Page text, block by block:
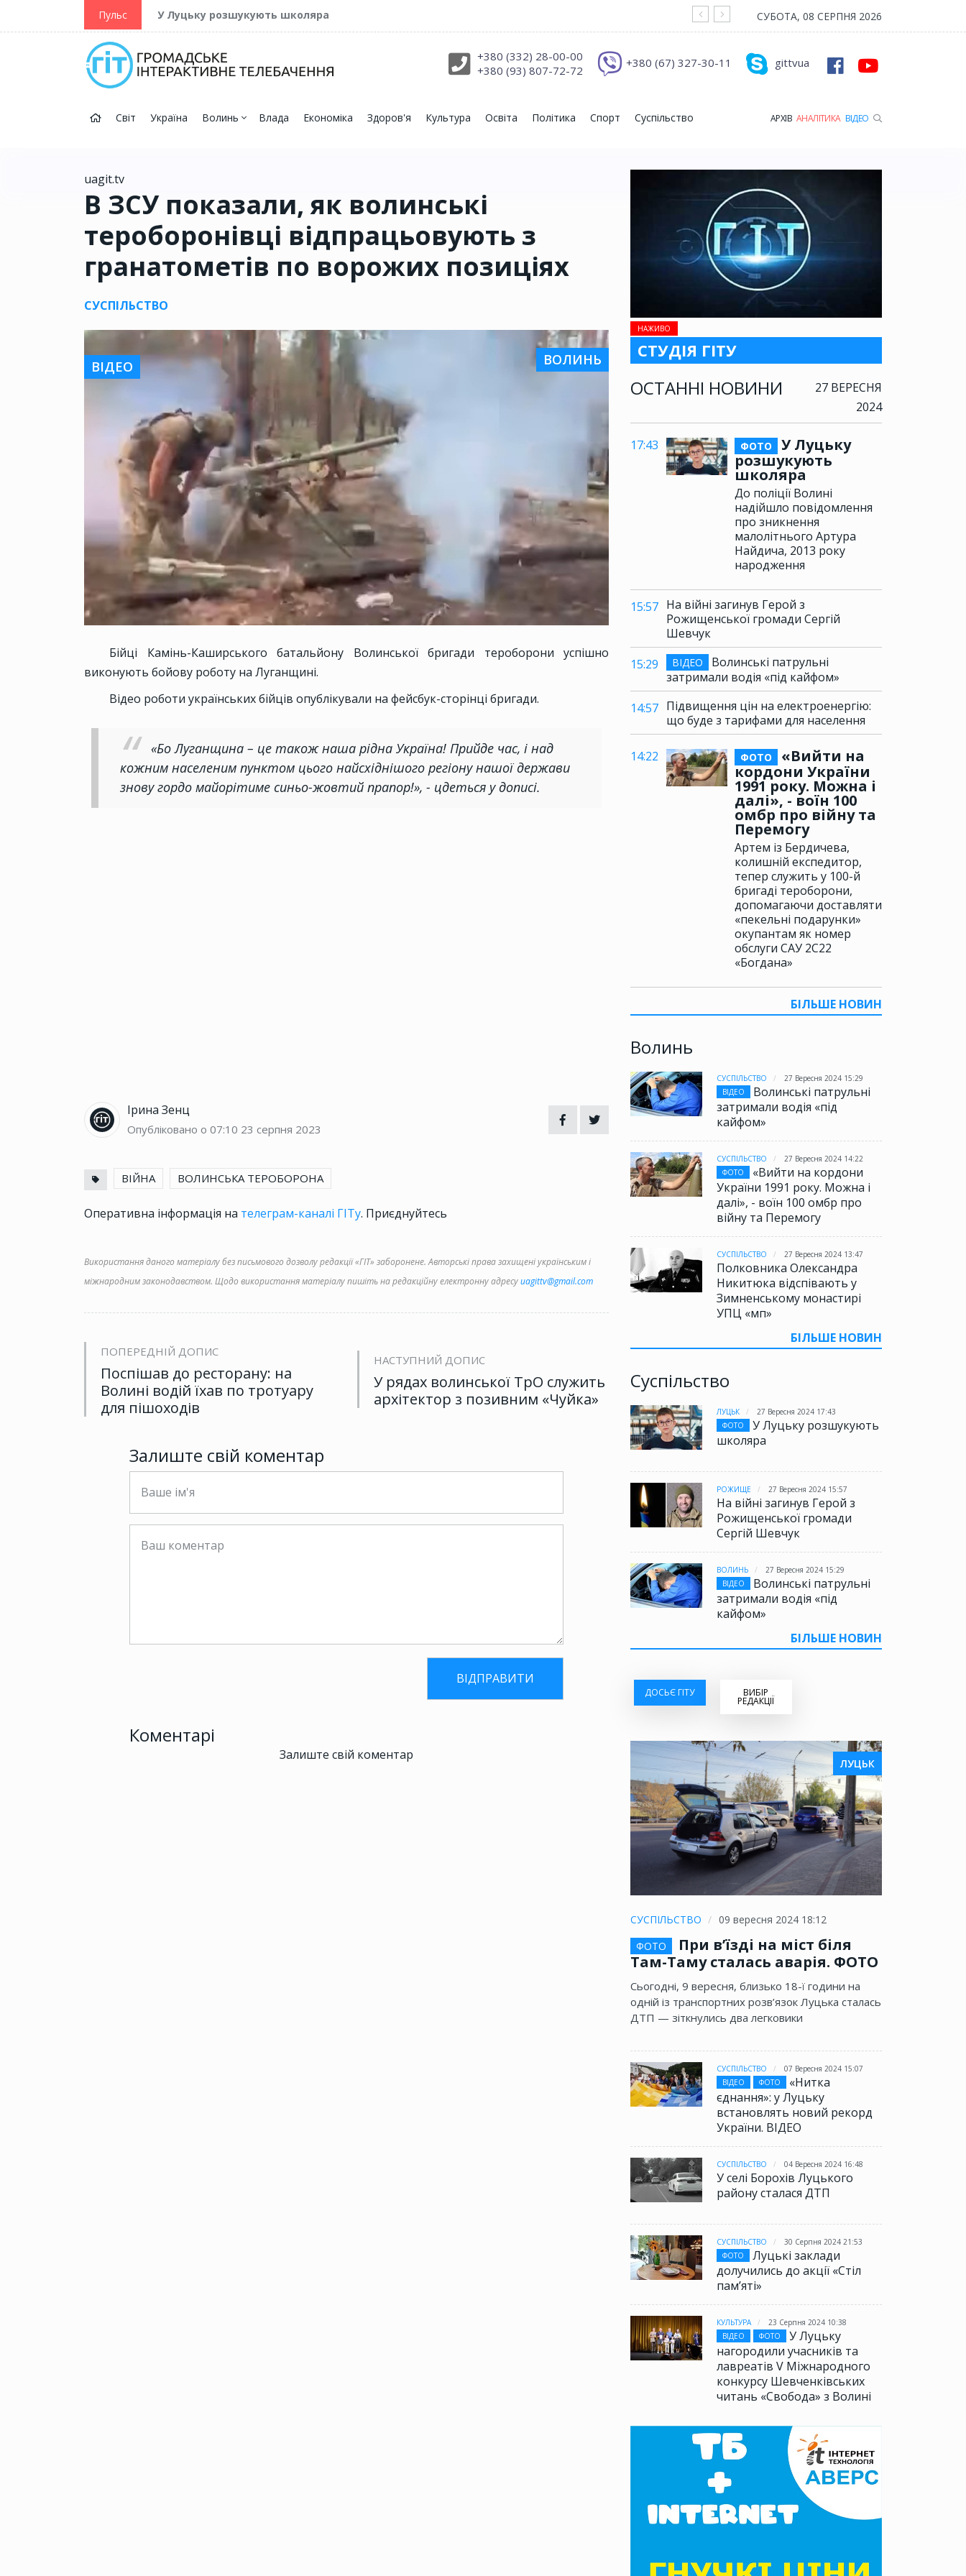
Пульс У Луцьку розшукують школяра На війні загинув Герой з Рожищенської
СУБОТА, 08 СЕРПНЯ 2026
gittvua
+380 (67) 327-30-11
+380 (332) 28-00-00
+380 (93) 807-72-72
Світ Україна Волинь Влада Економіка Здоров'я Культура Освіта Політика Спорт Суспільство АРХІВ АНАЛІТИКА ВІДЕО
НАЖИВО
СТУДІЯ ГІТУ
ОСТАННІ НОВИНИ
27 ВЕРЕСНЯ
2024
17:43 ФОТО
У Луцьку
розшукують
школяра
До поліції Волині
надійшло повідомлення
про зникнення
малолітнього Артура
Найдича, 2013 року
народження
15:57 На війні загинув Герой з
Рожищенської громади Сергій
Шевчук
15:29
ВІДЕО
Волинські патрульні
затримали водія «під кайфом»
14:57 Підвищення цін на електроенергію:
що буде з тарифами для населення
14:22 ФОТО
«Вийти на
кордони України
1991 року. Можна і
далі», - воїн 100
омбр про війну та
Перемогу
Артем із Бердичева,
колишній експедитор,
тепер служить у 100-й
бригаді тероборони,
допомагаючи доставляти
«пекельні подарунки»
окупантам як номер
обслуги САУ 2С22
«Богдана»
БІЛЬШЕ НОВИН
Волинь
СУСПІЛЬСТВО
27 Вересня 2024 15:29
ВІДЕО
Волинські патрульні
затримали водія «під
кайфом»
СУСПІЛЬСТВО
27 Вересня 2024 14:22
ФОТО
«Вийти на кордони
України 1991 року. Можна і
далі», - воїн 100 омбр про
війну та Перемогу
СУСПІЛЬСТВО 27 Вересня 2024 13:47
Полковника Олександра
Никитюка відспівають у
Зимненському монастирі
УПЦ «мп»
БІЛЬШЕ НОВИН
Суспільство
ЛУЦЬК
27 Вересня 2024 17:43
ФОТО
У Луцьку розшукують
школяра
РОЖИЩЕ 27 Вересня 2024 15:57
На війні загинув Герой з
Рожищенської громади
Сергій Шевчук
ВОЛИНЬ
27 Вересня 2024 15:29
ВІДЕО
Волинські патрульні
затримали водія «під
кайфом»
БІЛЬШЕ НОВИН
ДОСЬЄ ГІТУ ВИБІР
РЕДАКЦІЇ
ЛУЦЬК
СУСПІЛЬСТВО
09 вересня 2024 18:12
ФОТО
При в’їзді на міст біля
Там-Таму сталась аварія. ФОТО
Сьогодні, 9 вересня, близько 18-ї години на
одній із транспортних розв’язок Луцька сталась
ДТП — зіткнулись два легковики
СУСПІЛЬСТВО
07 Вересня 2024 15:07
ВІДЕО
ФОТО
«Нитка
єднання»: у Луцьку
встановлять новий рекорд
України. ВІДЕО
СУСПІЛЬСТВО 04 Вересня 2024 16:48
У селі Борохів Луцького
району сталася ДТП
СУСПІЛЬСТВО
30 Серпня 2024 21:53
ФОТО
Луцькі заклади
долучились до акції «Стіл
памʼяті»
КУЛЬТУРА
23 Серпня 2024 10:38
ВІДЕО
ФОТО
У Луцьку
нагородили учасників та
лавреатів V Міжнародного
конкурсу Шевченківських
читань «Свобода» з Волині
uagit.tv
В ЗСУ показали, як волинські
тероборонівці відпрацьовують з
гранатометів по ворожих позиціях
СУСПІЛЬСТВО
ВІДЕО ВОЛИНЬ
Бійці Камінь-Каширського батальйону Волинської бригади тероборони успішно
виконують бойову роботу на Луганщині.
Відео роботи українських бійців опублікували на фейсбук-сторінці бригади.
«Бо Луганщина – це також наша рідна Україна! Прийде час, і над
кожним населеним пунктом цього найсхіднішого регіону нашої держави
знову гордо майорітиме синьо-жовтий прапор!», - цдеться у дописі.
Ірина Зенц
Опубліковано о 07:10 23 серпня 2023
ВІЙНА ВОЛИНСЬКА ТЕРОБОРОНА
Оперативна інформація на телеграм-каналі ГІТу. Приєднуйтесь
Використання даного матеріалу без письмового дозволу редакції «ГІТ» заборонене. Авторські права захищені українським і
міжнародним законодавством. Щодо використання матеріалу пишіть на редакційну електронну адресуuagittv@gmail.com
ПОПЕРЕДНІЙ ДОПИС
Поспішав до ресторану: на
Волині водій їхав по тротуару
для пішоходів
НАСТУПНИЙ ДОПИС
У рядах волинської ТрО служить
архітектор з позивним «Чуйка»
Залиште свій коментар
Коментарі
Залиште свій коментар